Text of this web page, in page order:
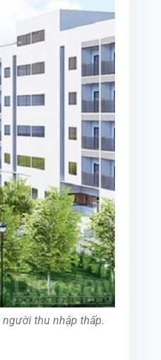
thu nhập thấp.